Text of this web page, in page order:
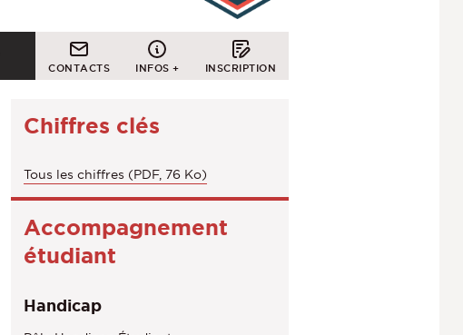
l
o
c
t
i
o
CONTACTS INFOS + INSCRIPTION
Chiffres clés
Tous les chiffres (PDF, 76 Ko)
Accompagnement
étudiant
Handicap